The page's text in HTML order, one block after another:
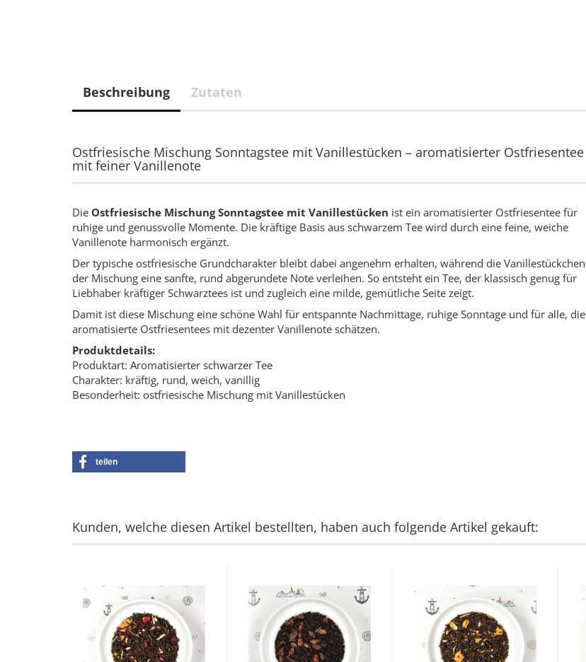
Beschreibung Zutaten
Ostfriesische Mischung Sonntagstee mit Vanillestücken – aromatisierter Ostfriesentee
mit feiner Vanillenote
Die Ostfriesische Mischung Sonntagstee mit Vanillestücken ist ein aromatisierter Ostfriesentee für
ruhige und genussvolle Momente. Die kräftige Basis aus schwarzem Tee wird durch eine feine, weiche
Vanillenote harmonisch ergänzt.
Der typische ostfriesische Grundcharakter bleibt dabei angenehm erhalten, während die Vanillestückchen
der Mischung eine sanfte, rund abgerundete Note verleihen. So entsteht ein Tee, der klassisch genug für
Liebhaber kräftiger Schwarztees ist und zugleich eine milde, gemütliche Seite zeigt.
Damit ist diese Mischung eine schöne Wahl für entspannte Nachmittage, ruhige Sonntage und für alle, die
aromatisierte Ostfriesentees mit dezenter Vanillenote schätzen.
Produktdetails:
Produktart: Aromatisierter schwarzer Tee
Charakter: kräftig, rund, weich, vanillig
Besonderheit: ostfriesische Mischung mit Vanillestücken
teilen
Kunden, welche diesen Artikel bestellten, haben auch folgende Artikel gekauft: